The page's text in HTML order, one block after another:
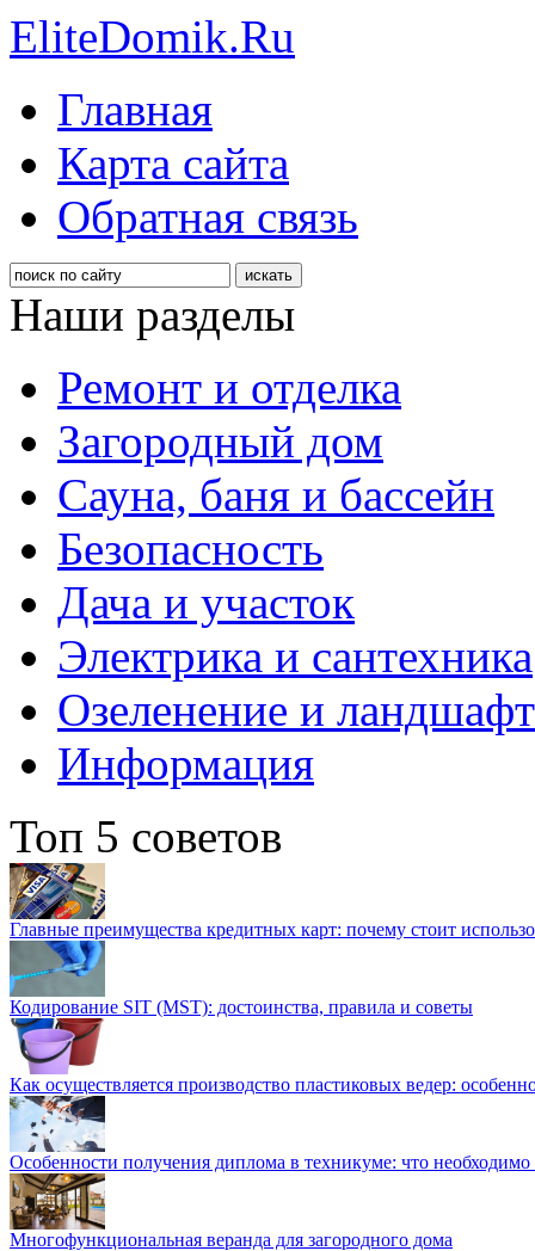
EliteDomik.Ru
Главная
Карта сайта
Обратная связь
Наши разделы
Ремонт и отделка
Загородный дом
Сауна, баня и бассейн
Безопасность
Дача и участок
Электрика и сантехника
Озеленение и
Информация
Топ 5 советов
Главные преимущества кредитных карт: почему стоит
Кодирование SIT (MST): достоинства, правила и советы
Как осуществляется производство пластиковых ведер:
Особенности получения диплома в техникуме: что необходимо
Многофункциональная веранда для загородного дома